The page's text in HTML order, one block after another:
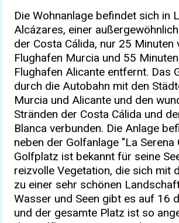
Die Wohnanlage befindet sich in
Alcázares, einer
der Costa Cálida, nur 25 Minuten
Flughafen Murcia und 55
Flughafen Alicante entfernt. Das
durch die Autobahn mit den
Murcia und Alicante und den
Stränden der Costa Cálida und
Blanca verbunden. Die Anlage
neben der Golfanlage "La Serena
Golfplatz ist bekannt für seine
reizvolle Vegetation, die sich mit
zu einer sehr schönen
Wasser und Seen gibt es auf 16
und der gesamte Platz ist so